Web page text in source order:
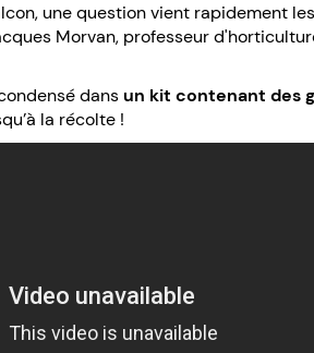
une question vient rapidement
Morvan, professeur
dansun kit contenant des
la récolte !